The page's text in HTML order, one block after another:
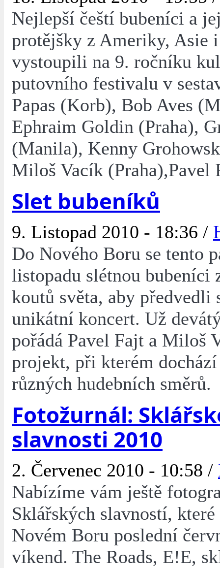
Nejlepší čeští bubeníci a
protějšky z Ameriky, Asie
vystoupili na 9. ročníku
putovního festivalu v
Papas (Korb), Bob Aves
Ephraim Goldin (Praha),
(Manila), Kenny
Miloš Vacík (Praha),Pavel
Slet bubeníků
9. Listopad 2010 - 18:36 /
Do Nového Boru se tento
listopadu slétnou bubeníci
koutů světa, aby předvedli
unikátní koncert. Už
pořádá Pavel Fajt a Miloš
projekt, při kterém
různých hudebních směrů.
Fotožurnál:
slavnosti 2010
2. Červenec 2010 - 10:58 /
Nabízíme vám ještě
Sklářských slavností,
Novém Boru poslední
víkend. The Roads, E!E,